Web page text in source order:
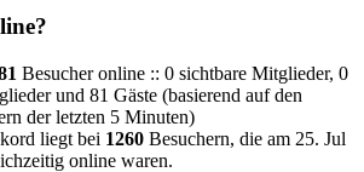
Besucher online :: 0 sichtbare Mitglieder, 0
und 81 Gäste (basierend auf den
der letzten 5 Minuten)
liegt bei 1260 Besuchern, die am 25. Jul
online waren.